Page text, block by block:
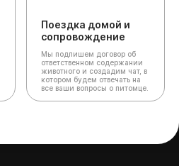
Поездка домой и
сопровождение
Мы подпишем договор об
ответственном содержании
животного и создадим чат, в
котором будем отвечать на
все ваши вопросы о питомце.